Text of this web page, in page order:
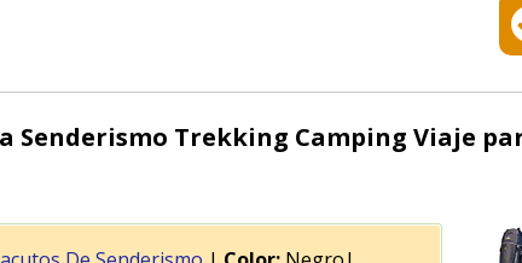
Senderismo Trekking Camping Viaje